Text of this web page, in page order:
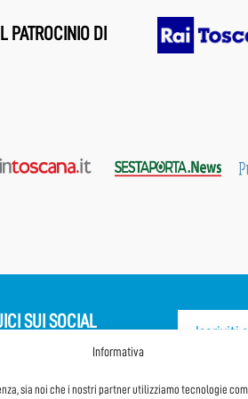
Informativa
sia noi che i nostri partner utilizziamo tecnologie
PATROCINIO DI
SUI SOCIAL
Iscriviti
CONDIVIDI